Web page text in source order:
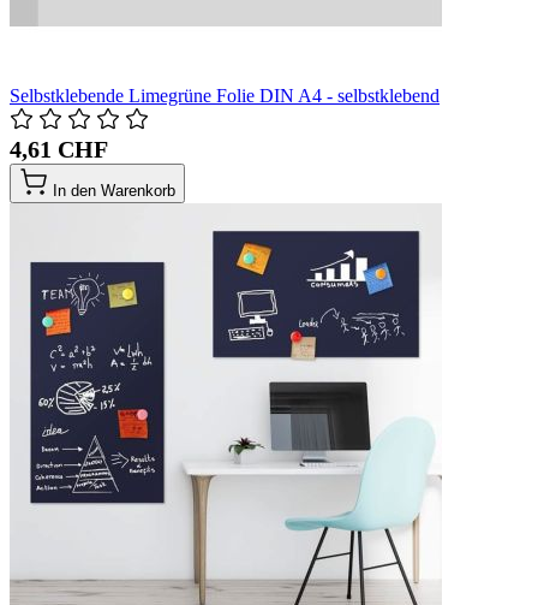
Selbstklebende Limegrüne Folie DIN A4 - selbstklebend
4,61 CHF
In den Warenkorb